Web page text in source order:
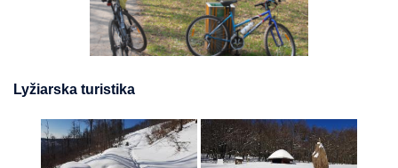
Lyžiarska turistika